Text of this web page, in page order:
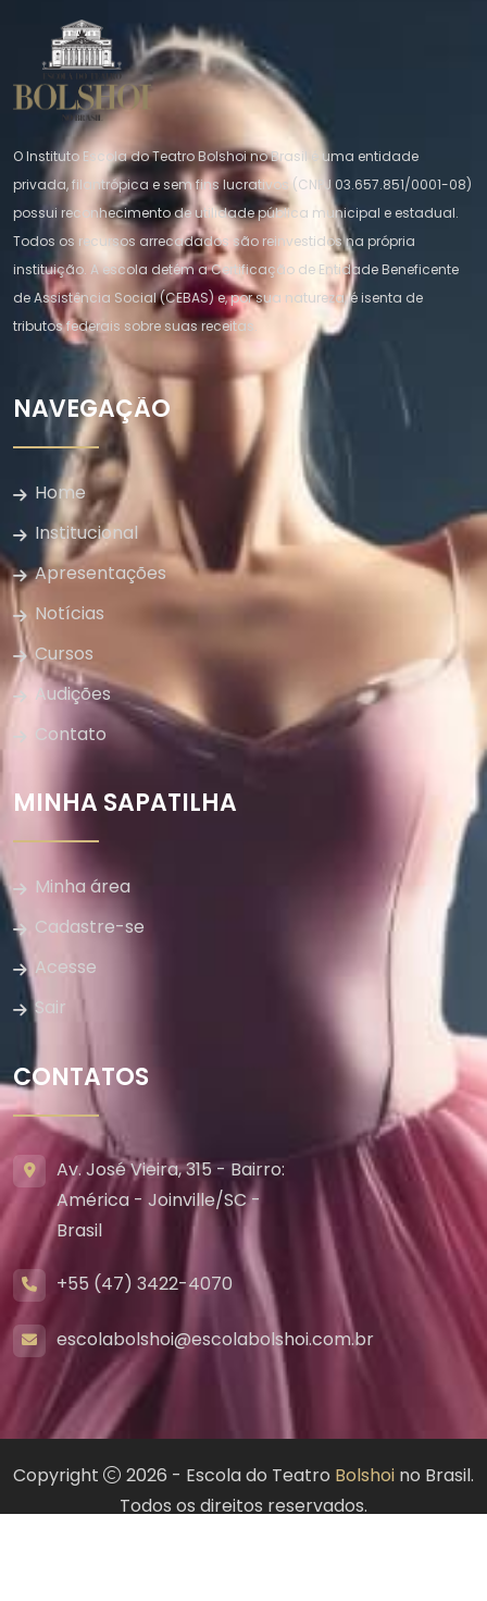
O Instituto Escola do Teatro Bolshoi no Brasil é uma entidade
privada, filantrópica e sem fins lucrativos (CNPJ 03.657.851/0001-08)
possui reconhecimento de utilidade pública municipal e estadual.
Todos os recursos arrecadados são reinvestidos na própria
instituição. A escola detém a Certificação de Entidade Beneficente
de Assistência Social (CEBAS) e, por sua natureza, é isenta de
tributos federais sobre suas receitas.
NAVEGAÇÃO
Home
Institucional
Apresentações
Notícias
Cursos
Audições
Contato
MINHA SAPATILHA
Minha área
Cadastre-se
Acesse
Sair
CONTATOS
Av. José Vieira, 315 - Bairro:
América - Joinville/SC -
Brasil
+55 (47) 3422-4070
escolabolshoi@escolabolshoi.com.br
Copyright 2026 - Escola do Teatro Bolshoi no Brasil.
Todos os direitos reservados.